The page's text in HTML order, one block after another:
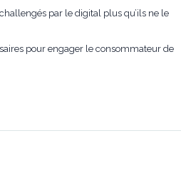
par le digital plus qu’ils ne le
pour engager le consommateur de